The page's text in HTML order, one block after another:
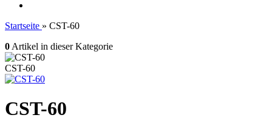
Startseite » CST-60
0 Artikel in dieser Kategorie
CST-60
CST-60